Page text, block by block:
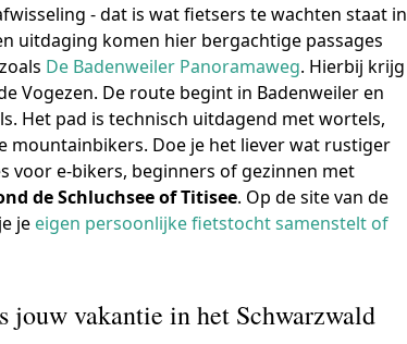
- dat is wat fietsers te wachten staat in
uitdaging komen hier bergachtige passages
De Badenweiler Panoramaweg. Hierbij krijg
Vogezen. De route begint in Badenweiler en
Het pad is technisch uitdagend met wortels,
mountainbikers. Doe je het liever wat rustiger
voor e-bikers, beginners of gezinnen met
de Schluchsee of Titisee. Op de site van de
je eigen persoonlijke fietstocht samenstelt of
vakantie in het Schwarzwald